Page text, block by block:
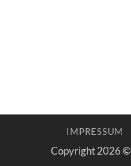
IMPRESSUM
Copyright 2026 ©